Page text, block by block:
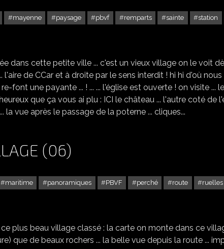
mayenne paysage pbvf remparts sainte station
dans cette petite ville ... c'est un vieux village on le voit
l'aire de CCar et à droite par le sens interdit ! hi hi d'où
re-font une payante ... ! ... ... l'église est ouverte ! on visite ...
que ça vous ai plu : ICI le château ... l'autre coté de
la vue après le passage de la poterne ... cliques...
(06)
maritime panoramiques PBVF perché route ruelles
ce plus beau village classé : la carte on monte dans ce
que de beaux rochers ... la belle vue depuis la route ...